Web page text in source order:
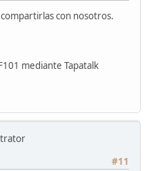
con nosotros.
mediante Tapatalk
#11